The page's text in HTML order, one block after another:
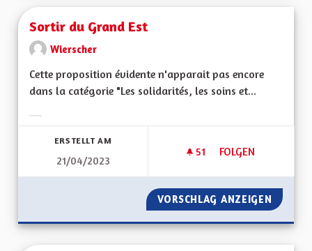
Sortir du Grand Est
Wierscher
Cette proposition évidente n'apparait pas encore
dans la catégorie "Les solidarités, les soins et...
ERSTELLT AM
21/04/2023
51 51 FOLLOWER
FOLGEN
SORTIR DU GRAND
VORSCHLAG ANZEIGEN